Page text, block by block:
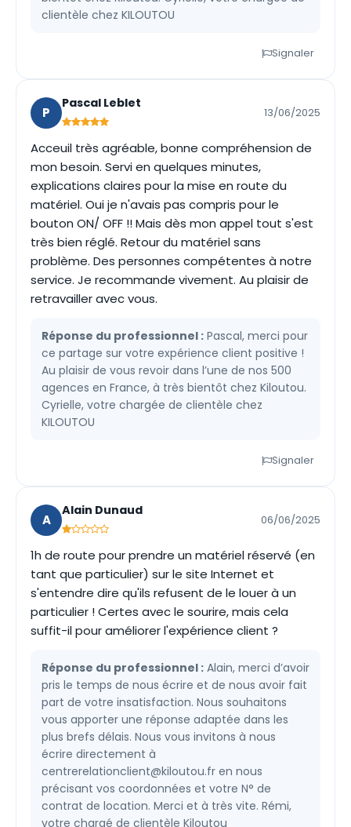
clientèle chez KILOUTOU
Signaler
P
Pascal Leblet
13/06/2025
Acceuil très agréable, bonne compréhension de
mon besoin. Servi en quelques minutes,
explications claires pour la mise en route du
matériel. Oui je n'avais pas compris pour le
bouton ON/ OFF !! Mais dès mon appel tout s'est
très bien réglé. Retour du matériel sans
problème. Des personnes compétentes à notre
service. Je recommande vivement. Au plaisir de
retravailler avec vous.
Réponse du professionnel : Pascal, merci pour
ce partage sur votre expérience client positive !
Au plaisir de vous revoir dans l’une de nos 500
agences en France, à très bientôt chez Kiloutou.
Cyrielle, votre chargée de clientèle chez
KILOUTOU
Signaler
A
Alain Dunaud
06/06/2025
1h de route pour prendre un matériel réservé (en
tant que particulier) sur le site Internet et
s'entendre dire qu'ils refusent de le louer à un
particulier ! Certes avec le sourire, mais cela
suffit-il pour améliorer l'expérience client ?
Réponse du professionnel : Alain, merci d’avoir
pris le temps de nous écrire et de nous avoir fait
part de votre insatisfaction. Nous souhaitons
vous apporter une réponse adaptée dans les
plus brefs délais. Nous vous invitons à nous
écrire directement à
centrerelationclient@kiloutou.fr en nous
précisant vos coordonnées et votre N° de
contrat de location. Merci et à très vite. Rémi,
votre chargé de clientèle Kiloutou